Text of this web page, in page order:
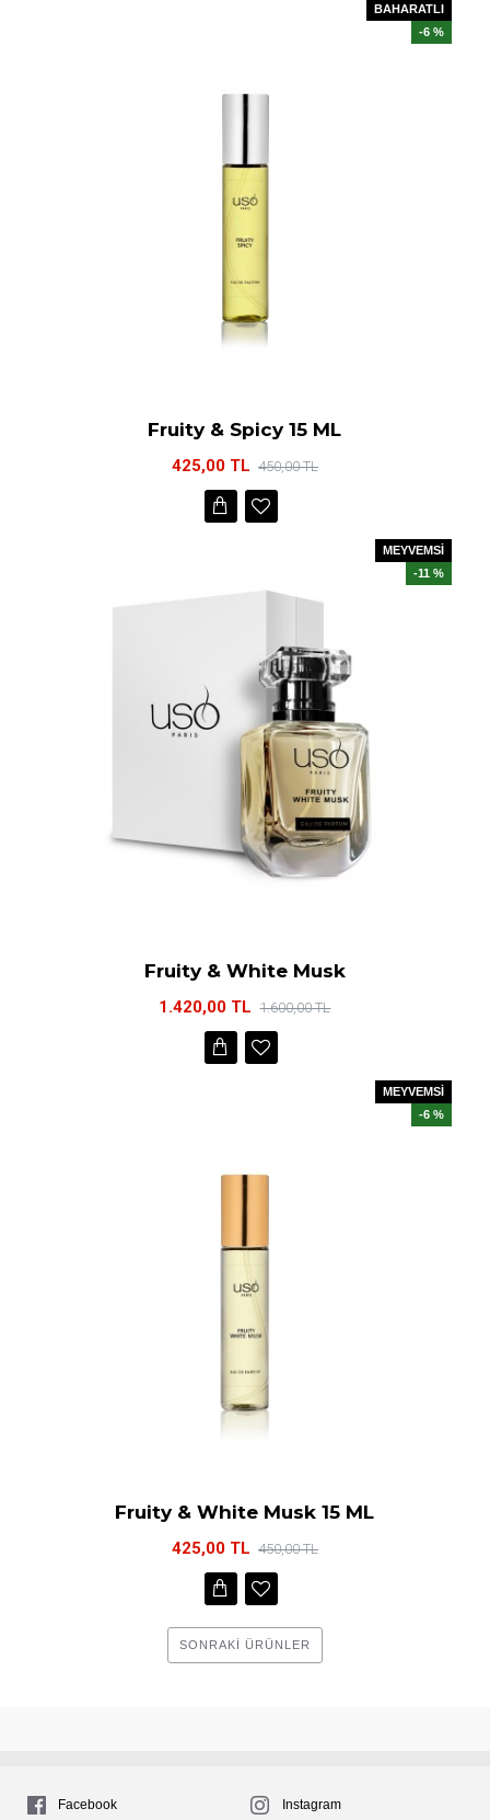
BAHARATLI
-6 %
Fruity & Spicy 15 ML
425,00 TL 450,00 TL
MEYVEMSİ
-11 %
Fruity & White Musk
1.420,00 TL 1.600,00 TL
MEYVEMSİ
-6 %
Fruity & White Musk 15 ML
425,00 TL 450,00 TL
SONRAKI ÜRÜNLER
Facebook Instagram